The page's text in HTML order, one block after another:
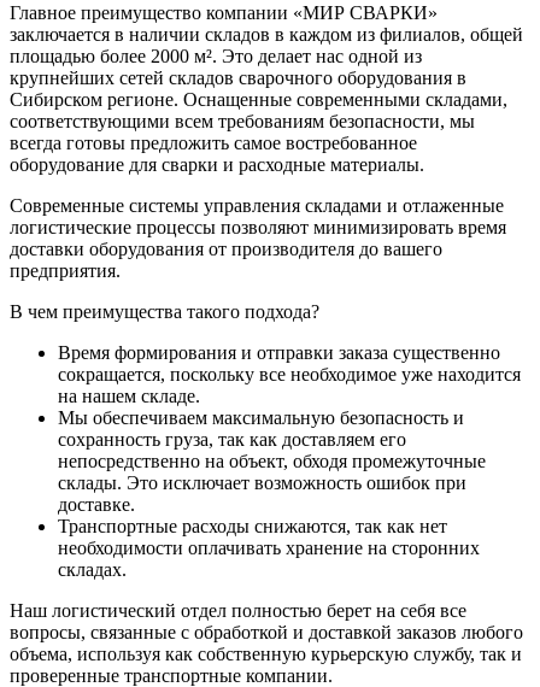
Главное преимущество компании «МИР СВАРКИ»
заключается в наличии складов в каждом из филиалов, общей
площадью более 2000 м². Это делает нас одной из
крупнейших сетей складов сварочного оборудования в
Сибирском регионе. Оснащенные современными складами,
соответствующими всем требованиям безопасности, мы
всегда готовы предложить самое востребованное
оборудование для сварки и расходные материалы.
Современные системы управления складами и отлаженные
логистические процессы позволяют минимизировать время
доставки оборудования от производителя до вашего
предприятия.
В чем преимущества такого подхода?
Время формирования и отправки заказа существенно
сокращается, поскольку все необходимое уже находится
на нашем складе.
Мы обеспечиваем максимальную безопасность и
сохранность груза, так как доставляем его
непосредственно на объект, обходя промежуточные
склады. Это исключает возможность ошибок при
доставке.
Транспортные расходы снижаются, так как нет
необходимости оплачивать хранение на сторонних
складах.
Наш логистический отдел полностью берет на себя все
вопросы, связанные с обработкой и доставкой заказов любого
объема, используя как собственную курьерскую службу, так и
проверенные транспортные компании.